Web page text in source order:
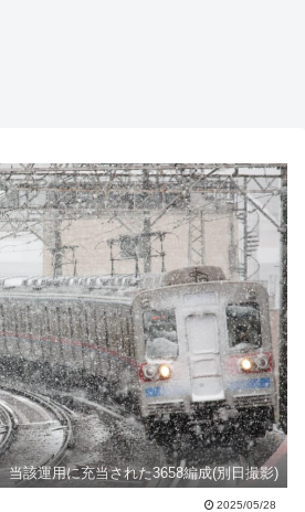
当該運用に充当された3658編成(別日撮影)
2025/05/28